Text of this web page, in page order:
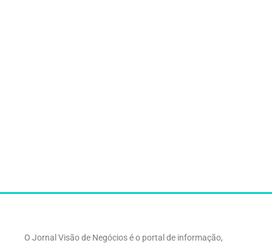
O Jornal Visão de Negócios é o portal de informação,